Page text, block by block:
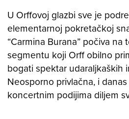
U Orffovoj glazbi sve je
elementarnoj pokretačkoj
“Carmina Burana” počiva na
segmentu koji Orff obilno
bogati spektar udaraljkaških
Neosporno privlačna, i
koncertnim podijima diljem